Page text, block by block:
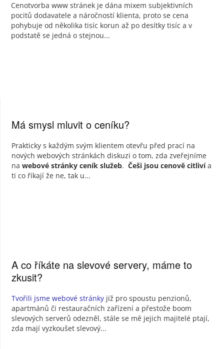
Cenotvorba www stránek je dána mixem subjektivních
pocitů dodavatele a náročností klienta, proto se cena
pohybuje od několika tisíc korun až po desítky tisíc a v
podstatě se jedná o stejnou...
Má smysl mluvit o ceníku?
Prakticky s každým svým klientem otevřu před prací na
nových webových stránkách diskuzi o tom, zda zveřejníme
nawebové stránky ceník služeb.Češi jsou cenově citlivía
ti co říkají že ne, tak u...
A co říkáte na slevové servery, máme to
zkusit?
Tvořili jsme webové stránky již pro spoustu penzionů,
apartmánů či restauračních zařízení a přestože boom
slevových serverů odezněl, stále se mě jejich majitelé ptají,
zda mají vyzkoušet slevový...